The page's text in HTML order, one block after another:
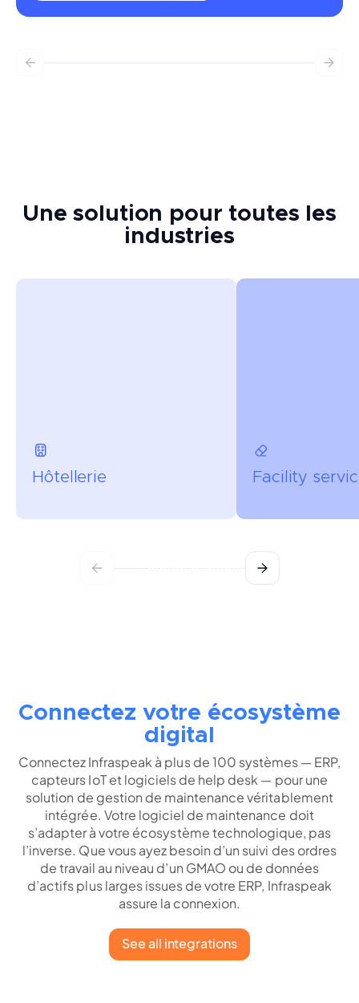
Une solution pour toutes les
industries
Hôtellerie Facility
Connectez votre écosystème
digital
Connectez Infraspeak à plus de 100 systèmes — ERP,
capteurs IoT et logiciels de help desk — pour une
solution de gestion de maintenance véritablement
intégrée. Votre logiciel de maintenance doit
s’adapter à votre écosystème technologique, pas
l’inverse. Que vous ayez besoin d’un suivi des ordres
de travail au niveau d’un GMAO ou de données
d’actifs plus larges issues de votre ERP, Infraspeak
assure la connexion.
See all integrations